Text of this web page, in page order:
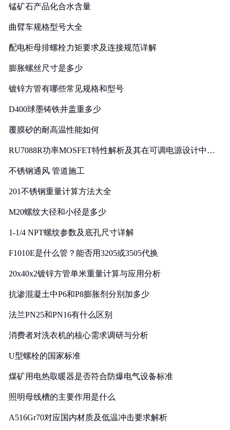
锰矿石产品化合水含量
曲臂车规格型号大全
配电柜母排螺栓力矩要求及连接规范详解
膨胀螺丝尺寸是多少
镀锌方管有哪些常见规格和型号
D400球墨铸铁井盖重多少
覆膜砂的耐高温性能如何
RU7088R功率MOSFET特性解析及其在可调电源设计中的
不锈钢通风 管道施工
201不锈钢重量计算方法大全
M20螺纹大径和小径是多少
1-1/4 NPT螺纹参数及底孔尺寸详解
F1010E是什么管？能否用3205或3505代换
20x40x2镀锌方管单米重量计算与应用分析
抗渗混凝土中P6和P8膨胀剂分别加多少
法兰PN25和PN16有什么区别
消费者对洗衣机的核心需求调研与分析
U型螺栓的国家标准
煤矿用电热取暖器是否符合防爆电气设备标准
照明母线槽的主要作用是什么
A516Gr70对应国内材质及低温冲击要求解析